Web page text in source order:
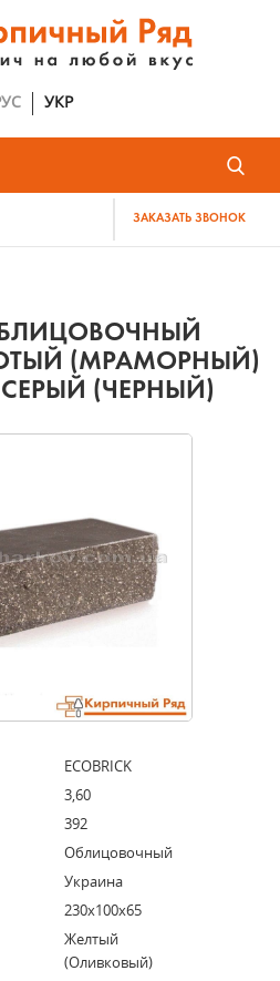
УКР
ЗАКАЗАТЬ ЗВОНОК
(МРАМОРНЫЙ)
(ЧЕРНЫЙ)
ECOBRICK
3,60
392
Облицовочный
Украина
230х100х65
Желтый
(оливковый)